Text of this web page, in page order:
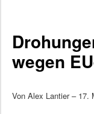
wegen
Von Alex Lantier – 17.